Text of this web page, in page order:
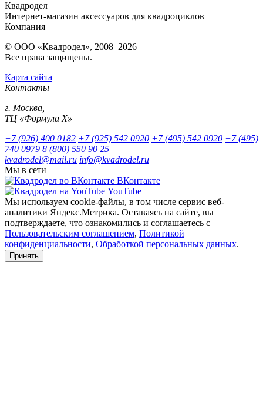
Квадродел
Интернет-магазин аксессуаров для квадроциклов
Компания
© ООО «Квадродел», 2008–2026
Все права защищены.
Карта сайта
Контакты
г. Москва,
ТЦ «Формула Х»
+7 (926) 400 0182 +7 (925) 542 0920 +7 (495) 542 0920 +7 (495)
740 0979 8 (800) 550 90 25
kvadrodel@mail.ru info@kvadrodel.ru
Мы в сети
ВКонтакте
YouTube
Мы используем cookie-файлы, в том числе сервис веб-
аналитики Яндекс.Метрика. Оставаясь на сайте, вы
подтверждаете, что ознакомились и соглашаетесь с
Пользовательским соглашением, Политикой
конфиденциальности, Обработкой персональных данных.
Принять